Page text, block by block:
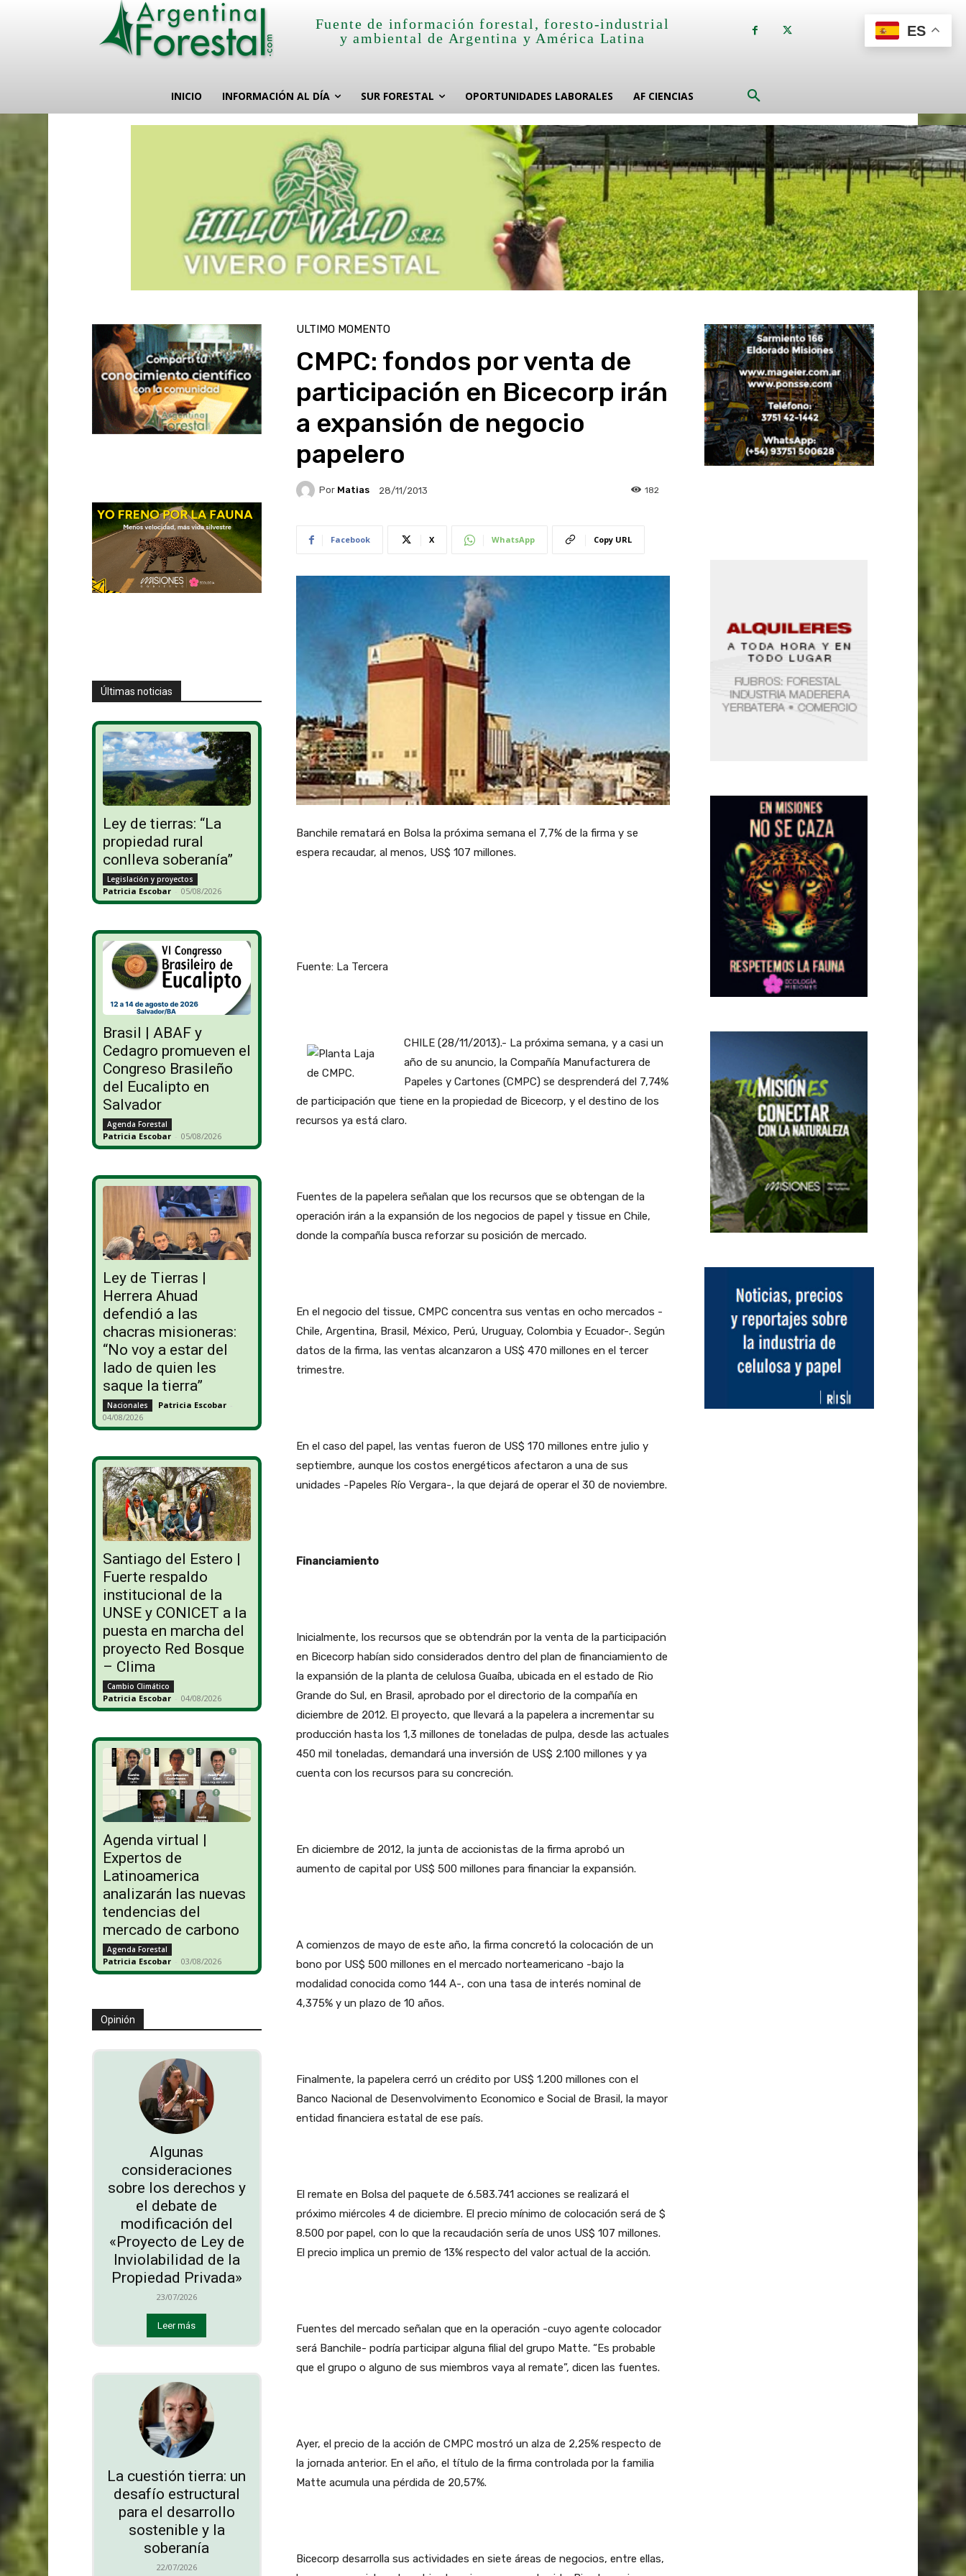
Fuente de información forestal, foresto-industrial
y ambiental de Argentina y América Latina
INICIO INFORMACIÓN AL DÍA SUR FORESTAL OPORTUNIDADES LABORALES AF CIENCIAS
Últimas noticias
Ley de tierras: “La
propiedad rural
conlleva soberanía”
Legislación y proyectos
Patricia Escobar - 05/08/2026
Brasil | ABAF y
Cedagro promueven el
Congreso Brasileño
del Eucalipto en
Salvador
Agenda Forestal
Patricia Escobar - 05/08/2026
Ley de Tierras |
Herrera Ahuad
defendió a las
chacras misioneras:
“No voy a estar del
lado de quien les
saque la tierra”
Nacionales Patricia Escobar -
04/08/2026
Santiago del Estero |
Fuerte respaldo
institucional de la
UNSE y CONICET a la
puesta en marcha del
proyecto Red Bosque
– Clima
Cambio Climático
Patricia Escobar - 04/08/2026
Agenda virtual |
Expertos de
Latinoamerica
analizarán las nuevas
tendencias del
mercado de carbono
Agenda Forestal
Patricia Escobar - 03/08/2026
Opinión
Algunas
consideraciones
sobre los derechos y
el debate de
modificación del
«Proyecto de Ley de
Inviolabilidad de la
Propiedad Privada»
23/07/2026
Leer más
La cuestión tierra: un
desafío estructural
para el desarrollo
sostenible y la
soberanía
22/07/2026
ULTIMO MOMENTO
CMPC: fondos por venta de
participación en Bicecorp irán
a expansión de negocio
papelero
Por Matias 28/11/2013 182
Facebook X WhatsApp Copy URL
Banchile rematará en Bolsa la próxima semana el 7,7% de la firma y se
espera recaudar, al menos, US$ 107 millones.
Fuente: La Tercera
CHILE (28/11/2013).- La próxima semana, y a casi un
año de su anuncio, la Compañía Manufacturera de
Papeles y Cartones (CMPC) se desprenderá del 7,74%
de participación que tiene en la propiedad de Bicecorp, y el destino de los
recursos ya está claro.
Fuentes de la papelera señalan que los recursos que se obtengan de la
operación irán a la expansión de los negocios de papel y tissue en Chile,
donde la compañía busca reforzar su posición de mercado.
En el negocio del tissue, CMPC concentra sus ventas en ocho mercados -
Chile, Argentina, Brasil, México, Perú, Uruguay, Colombia y Ecuador-. Según
datos de la firma, las ventas alcanzaron a US$ 470 millones en el tercer
trimestre.
En el caso del papel, las ventas fueron de US$ 170 millones entre julio y
septiembre, aunque los costos energéticos afectaron a una de sus
unidades -Papeles Río Vergara-, la que dejará de operar el 30 de noviembre.
Financiamiento
Inicialmente, los recursos que se obtendrán por la venta de la participación
en Bicecorp habían sido considerados dentro del plan de financiamiento de
la expansión de la planta de celulosa Guaíba, ubicada en el estado de Rio
Grande do Sul, en Brasil, aprobado por el directorio de la compañía en
diciembre de 2012. El proyecto, que llevará a la papelera a incrementar su
producción hasta los 1,3 millones de toneladas de pulpa, desde las actuales
450 mil toneladas, demandará una inversión de US$ 2.100 millones y ya
cuenta con los recursos para su concreción.
En diciembre de 2012, la junta de accionistas de la firma aprobó un
aumento de capital por US$ 500 millones para financiar la expansión.
A comienzos de mayo de este año, la firma concretó la colocación de un
bono por US$ 500 millones en el mercado norteamericano -bajo la
modalidad conocida como 144 A-, con una tasa de interés nominal de
4,375% y un plazo de 10 años.
Finalmente, la papelera cerró un crédito por US$ 1.200 millones con el
Banco Nacional de Desenvolvimento Economico e Social de Brasil, la mayor
entidad financiera estatal de ese país.
El remate en Bolsa del paquete de 6.583.741 acciones se realizará el
próximo miércoles 4 de diciembre. El precio mínimo de colocación será de $
8.500 por papel, con lo que la recaudación sería de unos US$ 107 millones.
El precio implica un premio de 13% respecto del valor actual de la acción.
Fuentes del mercado señalan que en la operación -cuyo agente colocador
será Banchile- podría participar alguna filial del grupo Matte. “Es probable
que el grupo o alguno de sus miembros vaya al remate”, dicen las fuentes.
Ayer, el precio de la acción de CMPC mostró un alza de 2,25% respecto de
la jornada anterior. En el año, el título de la firma controlada por la familia
Matte acumula una pérdida de 20,57%.
Bicecorp desarrolla sus actividades en siete áreas de negocios, entre ellas,
ES